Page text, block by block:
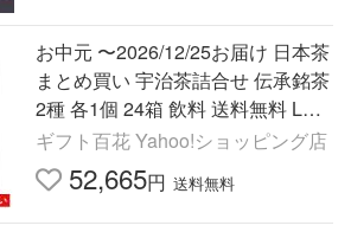
お中元 〜2026/12/25お届け 日本茶
まとめ買い 宇治茶詰合せ 伝承銘茶
2種 各1個 24箱 飲料 送料無料 LRL
1100037-24 御中元
ギフト百花 Yahoo!ショッピング店
52,665円 送料無料